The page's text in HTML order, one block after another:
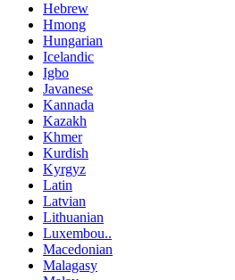
Hebrew
Hmong
Hungarian
Icelandic
Igbo
Javanese
Kannada
Kazakh
Khmer
Kurdish
Kyrgyz
Latin
Latvian
Lithuanian
Luxembou..
Macedonian
Malagasy